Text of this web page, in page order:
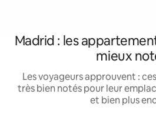
Madrid : les
mieux
Les voyageurs approuvent :
très bien notés pour leur
et bien plus